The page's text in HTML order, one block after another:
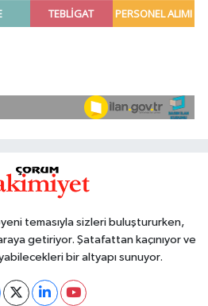
temasıyla sizleri buluştururken,
getiriyor. Şatafattan kaçınıyor ve
bir altyapı sunuyor.